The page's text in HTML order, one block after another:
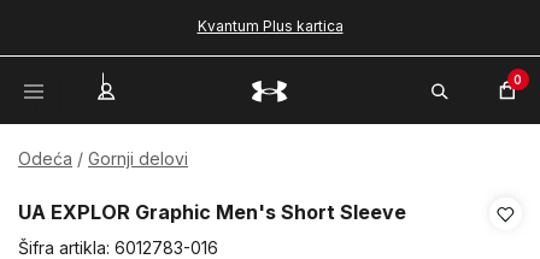
Kvantum Plus kartica
0
Odeća Gornji delovi
UA EXPLOR Graphic Men's Short Sleeve
Šifra artikla: 6012783-016